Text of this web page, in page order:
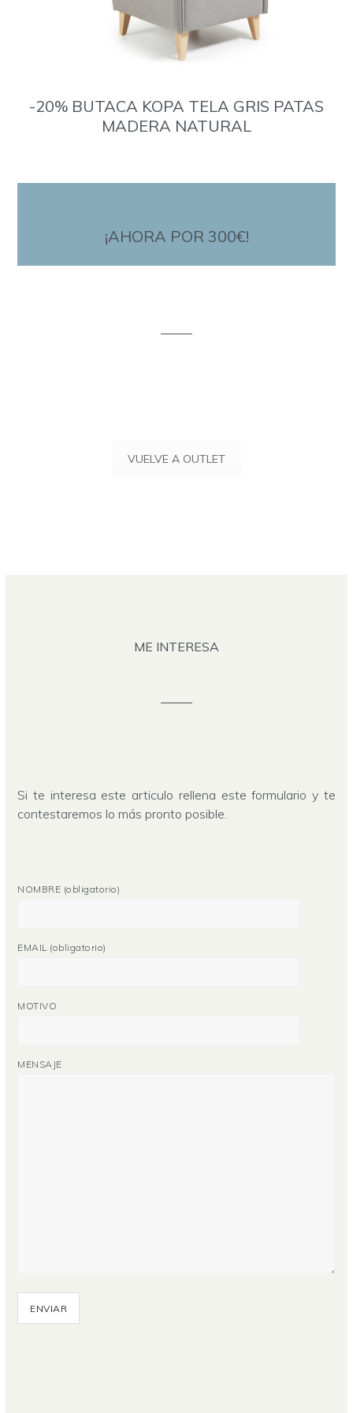
-20% BUTACA KOPA TELA GRIS PATAS
MADERA NATURAL
¡AHORA POR 300€!
VUELVE A OUTLET
ME INTERESA
Si te interesa este articulo rellena este formulario y te
contestaremos lo más pronto posible.
NOMBRE (obligatorio)
EMAIL (obligatorio)
MOTIVO
MENSAJE